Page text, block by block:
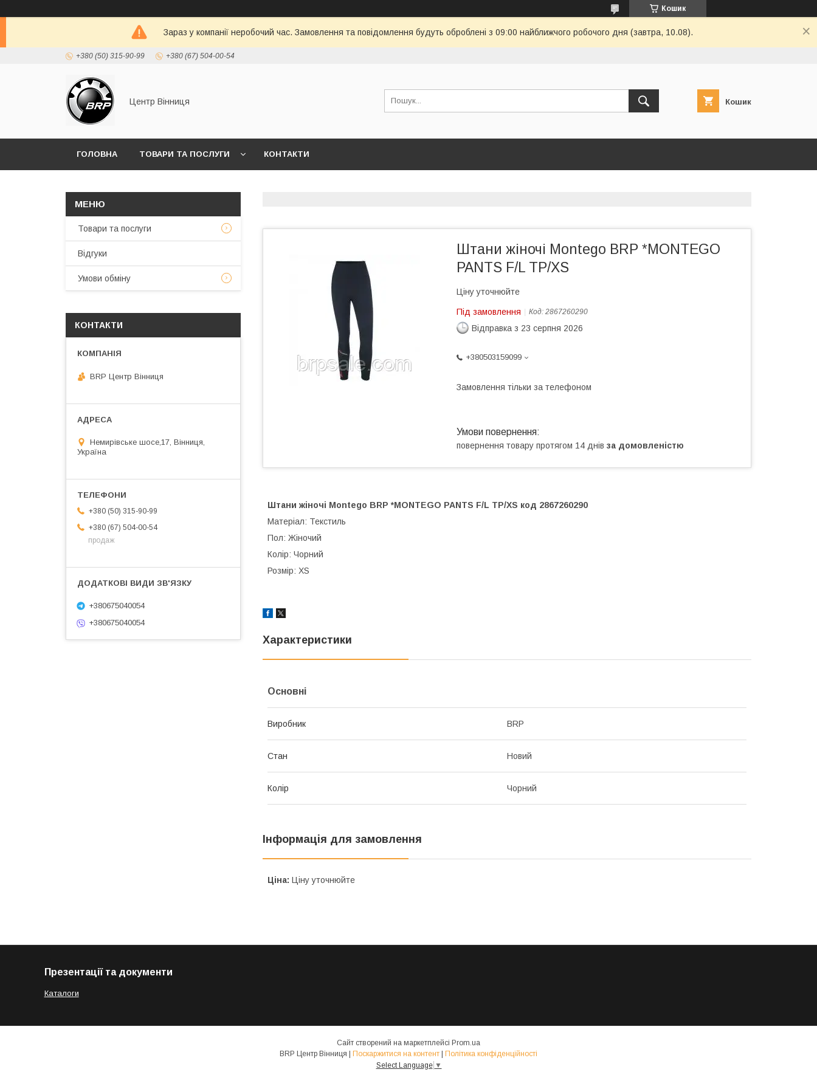
Кошик
Зараз у компанії неробочий час. Замовлення та повідомлення будуть оброблені з 09:00 найближчого робочого дня (завтра, 10.08).
+380 (50) 315-90-99 +380 (67) 504-00-54
Центр Вінниця Кошик
ГОЛОВНА ТОВАРИ ТА ПОСЛУГИ КОНТАКТИ
Штани жіночі Montego BRP *MONTEGO
PANTS F/L TP/XS
Ціну уточнюйте
Під замовлення Код: 2867260290
Відправка з 23 серпня 2026
+380503159099
Замовлення тільки за телефоном
повернення товару протягом 14 днів за домовленістю
Штани жіночі Montego BRP *MONTEGO PANTS F/L TP/XS код 2867260290
Матеріал: Текстиль
Пол: Жіночий
Колір: Чорний
Розмір: XS
Характеристики
Основні
Виробник BRP
Стан Новий
Колір Чорний
Інформація для замовлення
Ціна: Ціну уточнюйте
Товари та послуги
Відгуки
Умови обміну
КОНТАКТИ
BRP Центр Вінниця
Немирівське шосе,17, Вінниця,
Україна
+380 (50) 315-90-99
+380 (67) 504-00-54
продаж
+380675040054
+380675040054
Презентації та документи
Каталоги
Сайт створений на маркетплейсі Prom.ua
Поскаржитися на контент
Політика конфіденційності
Select Language ▼